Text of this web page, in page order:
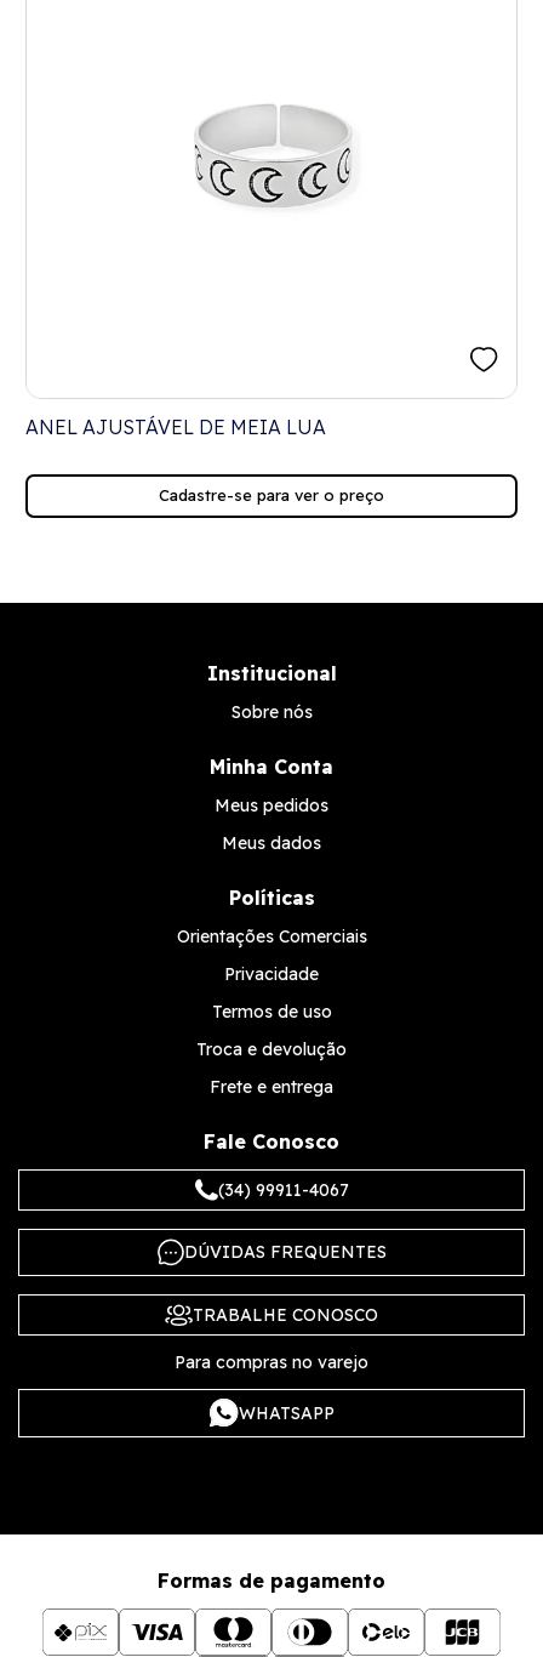
ANEL AJUSTÁVEL DE MEIA LUA
Cadastre-se para ver o preço
Institucional
Sobre nós
Minha Conta
Meus pedidos
Meus dados
Políticas
Orientações Comerciais
Privacidade
Termos de uso
Troca e devolução
Frete e entrega
Fale Conosco
(34) 99911-4067
DÚVIDAS FREQUENTES
TRABALHE CONOSCO
Para compras no varejo
WHATSAPP
Formas de pagamento